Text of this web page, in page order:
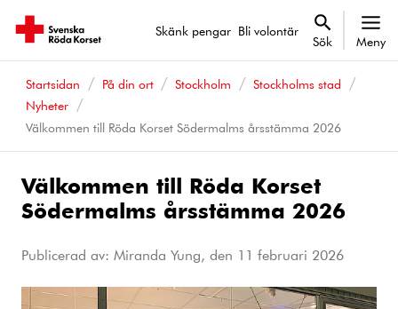
Skänk pengar Bli volontär
Sök Meny
Startsidan På din ort Stockholm
Stockholms stad
Nyheter
Välkommen till Röda Korset Södermalms årsstämma 2026
Välkommen till Röda Korset
Södermalms årsstämma 2026
Publicerad av: Miranda Yung, den 11 februari 2026